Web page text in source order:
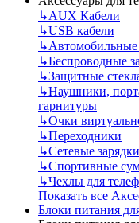
↳AUX Кабели
↳USB кабели
↳Автомобильные
↳Беспроводные
↳Защитные
↳Наушники,
гарнитуры
↳Очки
↳Переходники
↳Сетевые
↳Спортивные
↳Чехлы для
Показать все
Блоки питания